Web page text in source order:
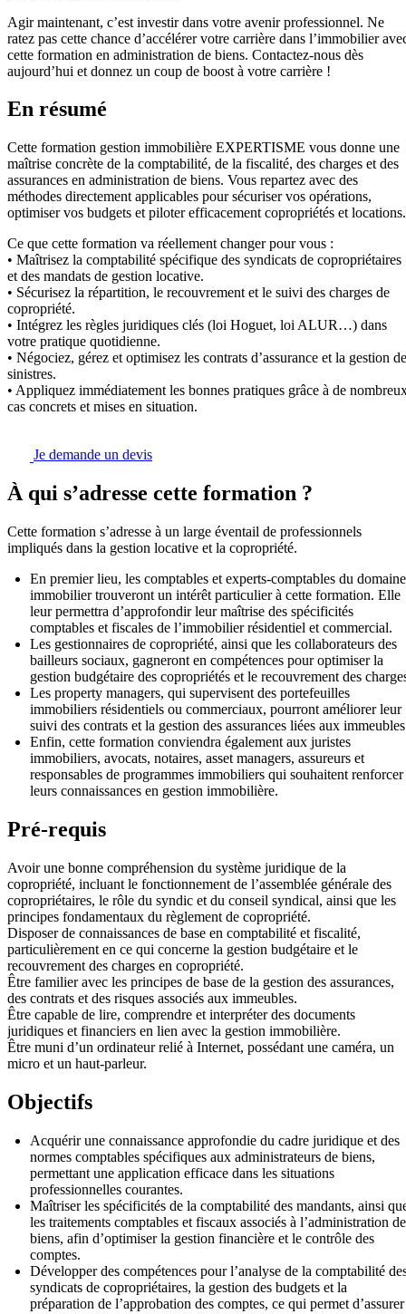
Agir maintenant, c’est investir dans votre avenir professionnel. Ne
ratez pas cette chance d’accélérer votre carrière dans l’immobilier
cette formation en administration de biens. Contactez-nous dès
aujourd’hui et donnez un coup de boost à votre carrière !
En résumé
Cette formation gestion immobilière EXPERTISME vous donne une
maîtrise concrète de la comptabilité, de la fiscalité, des charges et des
assurances en administration de biens. Vous repartez avec des
méthodes directement applicables pour sécuriser vos opérations,
optimiser vos budgets et piloter efficacement copropriétés et locations.
Ce que cette formation va réellement changer pour vous :
• Maîtrisez la comptabilité spécifique des syndicats de copropriétaires
et des mandats de gestion locative.
• Sécurisez la répartition, le recouvrement et le suivi des charges de
copropriété.
• Intégrez les règles juridiques clés (loi Hoguet, loi ALUR…) dans
votre pratique quotidienne.
• Négociez, gérez et optimisez les contrats d’assurance et la gestion
sinistres.
• Appliquez immédiatement les bonnes pratiques grâce à de
cas concrets et mises en situation.
Je demande un devis
À qui s’adresse cette formation ?
Cette formation s’adresse à un large éventail de professionnels
impliqués dans la gestion locative et la copropriété.
En premier lieu, les comptables et experts-comptables du domaine
immobilier trouveront un intérêt particulier à cette formation. Elle
leur permettra d’approfondir leur maîtrise des spécificités
comptables et fiscales de l’immobilier résidentiel et commercial.
Les gestionnaires de copropriété, ainsi que les collaborateurs des
bailleurs sociaux, gagneront en compétences pour optimiser la
gestion budgétaire des copropriétés et le recouvrement des
Les property managers, qui supervisent des portefeuilles
immobiliers résidentiels ou commerciaux, pourront améliorer leur
suivi des contrats et la gestion des assurances liées aux
Enfin, cette formation conviendra également aux juristes
immobiliers, avocats, notaires, asset managers, assureurs et
responsables de programmes immobiliers qui souhaitent renforcer
leurs connaissances en gestion immobilière.
Pré-requis
Avoir une bonne compréhension du système juridique de la
copropriété, incluant le fonctionnement de l’assemblée générale des
copropriétaires, le rôle du syndic et du conseil syndical, ainsi que les
principes fondamentaux du règlement de copropriété.
Disposer de connaissances de base en comptabilité et fiscalité,
particulièrement en ce qui concerne la gestion budgétaire et le
recouvrement des charges en copropriété.
Être familier avec les principes de base de la gestion des assurances,
des contrats et des risques associés aux immeubles.
Être capable de lire, comprendre et interpréter des documents
juridiques et financiers en lien avec la gestion immobilière.
Être muni d’un ordinateur relié à Internet, possédant une caméra, un
micro et un haut-parleur.
Objectifs
Acquérir une connaissance approfondie du cadre juridique et des
normes comptables spécifiques aux administrateurs de biens,
permettant une application efficace dans les situations
professionnelles courantes.
Maîtriser les spécificités de la comptabilité des mandants, ainsi
les traitements comptables et fiscaux associés à l’administration
biens, afin d’optimiser la gestion financière et le contrôle des
comptes.
Développer des compétences pour l’analyse de la comptabilité
syndicats de copropriétaires, la gestion des budgets et la
préparation de l’approbation des comptes, ce qui permet d’assurer